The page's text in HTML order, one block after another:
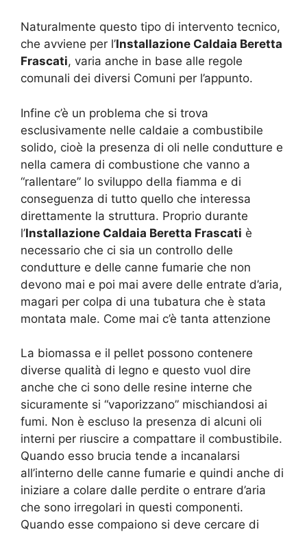
Naturalmente questo tipo di intervento tecnico,
che avviene per l’Installazione Caldaia Beretta
Frascati, varia anche in base alle regole
comunali dei diversi Comuni per l’appunto.
Infine c’è un problema che si trova
esclusivamente nelle caldaie a combustibile
solido, cioè la presenza di oli nelle condutture e
nella camera di combustione che vanno a
“rallentare” lo sviluppo della fiamma e di
conseguenza di tutto quello che interessa
direttamente la struttura. Proprio durante
l’Installazione Caldaia Beretta Frascati è
necessario che ci sia un controllo delle
condutture e delle canne fumarie che non
devono mai e poi mai avere delle entrate d’aria,
magari per colpa di una tubatura che è stata
montata male. Come mai c’è tanta attenzione
La biomassa e il pellet possono contenere
diverse qualità di legno e questo vuol dire
anche che ci sono delle resine interne che
sicuramente si “vaporizzano” mischiandosi ai
fumi. Non è escluso la presenza di alcuni oli
interni per riuscire a compattare il combustibile.
Quando esso brucia tende a incanalarsi
all’interno delle canne fumarie e quindi anche di
iniziare a colare dalle perdite o entrare d’aria
che sono irregolari in questi componenti.
Quando esse compaiono si deve cercare di